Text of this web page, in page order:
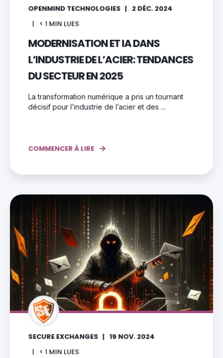
OPENMIND TECHNOLOGIES 2 DÉC. 2024
< 1 MIN LUES
MODERNISATION ET IA DANS
L’INDUSTRIE DE L’ACIER: TENDANCES
DU SECTEUR EN 2025
La transformation numérique a pris un tournant
décisif pour l’industrie de l’acier et des ...
COMMENCER À LIRE
SECURE EXCHANGES 19 NOV. 2024
< 1 MIN LUES